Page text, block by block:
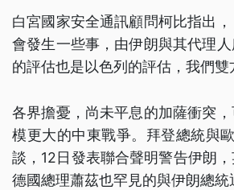
白宮國家安全通訊顧問柯比指出
會發生一些事，由伊朗與其代理
的評估也是以色列的評估，我們雙
各界擔憂，尚未平息的加薩衝突
模更大的中東戰爭。拜登總統與
談，12日發表聯合聲明警告伊朗
德國總理蕭茲也罕見的與伊朗總統